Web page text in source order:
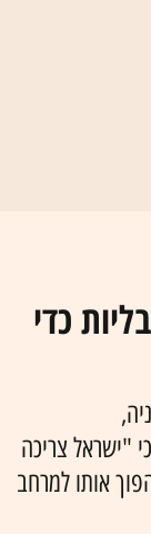
כדי
"ישראל צריכה
אותו למרחב